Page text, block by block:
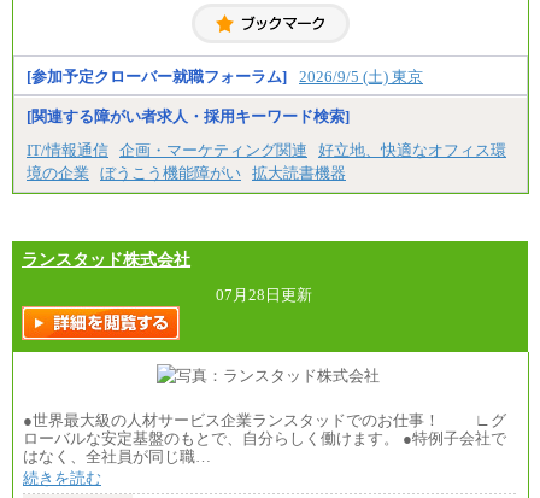
お伝えします。
[参加予定クローバー就職フォーラム] 2026/9/5 (土) 東京
[関連する障がい者求人・採用キーワード検索]
IT/情報通信 企画・マーケティング関連
好立地、快適なオフィス環
境の企業
ぼうこう機能障がい 拡大読書機器
ランスタッド株式会社
07月28日更新
●世界最大級の人材サービス企業ランスタッドでのお仕事！ ∟グ
ローバルな安定基盤のもとで、自分らしく働けます。 ●特例子会社で
はなく、全社員が同じ職…
続きを読む